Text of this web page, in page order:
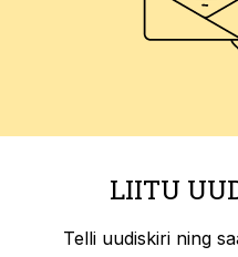
LIITU
Telli uudiskiri ning